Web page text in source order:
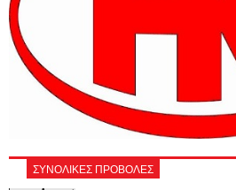
ΣΥΝΟΛΙΚΕΣ ΠΡΟΒΟΛΕΣ